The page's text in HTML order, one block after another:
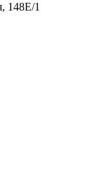
148Е/1